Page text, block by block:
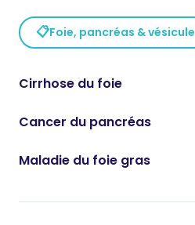
📋Foie, pancréas & vésicule
Cirrhose du foie
Cancer du pancréas
Maladie du foie gras